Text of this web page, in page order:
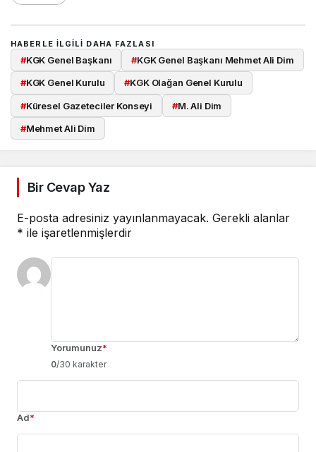
HABERLE ILGILI DAHA FAZLASI
#KGK Genel Başkanı #KGK Genel Başkanı Mehmet Ali Dim
#KGK Genel Kurulu #KGK Olağan Genel Kurulu
#Küresel Gazeteciler Konseyi #M. Ali Dim
#Mehmet Ali Dim
Bir Cevap Yaz
E-posta adresiniz yayınlanmayacak. Gerekli alanlar
* ile işaretlenmişlerdir
Yorumunuz*
0/30 karakter
Ad*